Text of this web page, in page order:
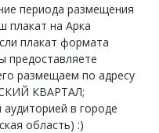
периода размещения
плакат на Арка
плакат формата
предоставляете
размещаем по адресу
КВАРТАЛ;
в городе
область) :)